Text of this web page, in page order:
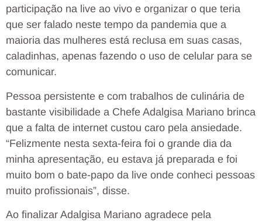
participação na live ao vivo e organizar o que teria
que ser falado neste tempo da pandemia que a
maioria das mulheres está reclusa em suas casas,
caladinhas, apenas fazendo o uso de celular para se
comunicar.
Pessoa persistente e com trabalhos de culinária de
bastante visibilidade a Chefe Adalgisa Mariano brinca
que a falta de internet custou caro pela ansiedade.
“Felizmente nesta sexta-feira foi o grande dia da
minha apresentação, eu estava já preparada e foi
muito bom o bate-papo da live onde conheci pessoas
muito profissionais”, disse.
Ao finalizar Adalgisa Mariano agradece pela